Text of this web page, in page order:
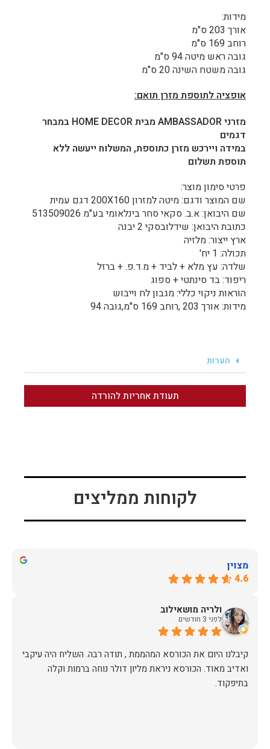
מידות:
אורך 203 ס"מ
רוחב 169 ס"מ
גובה ראש מיטה 94 ס"מ
גובה משטח השינה 20 ס"מ
אופציה לתוספת מזרן תואם:
מזרני AMBASSADOR מבית HOME DECOR במבחר
דגמים
במידה ויירכש מזרן כתוספת, המשלוח ייעשה ללא
תוספת תשלום
פרטי סימון מוצר:
שם המוצר ודגם: מיטה למזרון 200X160 דגם עמית
שם היבואן: א.ב. סקאי סחר בינלאומי בע"מ 513509026
כתובת היבואן: שידלובסקי 2 יבנה
ארץ ייצור: מלזיה
תכולה: 1 יח'
שלדה: עץ מלא + לביד + מ.ד.פ. + ברזל
ריפוד: בד סינתטי + ספוג
הוראות ניקוי כללי: מגבון לח וייבוש
מידות: אורך 203 ,רוחב 169 ס"מ,גובה 94
הערות
תעודת אחריות להורדה
לקוחות ממליצים
מצוין
4.6
ולריה מושאילוב
לפני 3 חודשים
קיבלנו היום את הכורסא המהממת , תודה רבה. השליח היה עיקבי
ואדיב מאוד. הכורסא ניראת מליון דולר נוחה ברמות וקלה
בתיפקוד.